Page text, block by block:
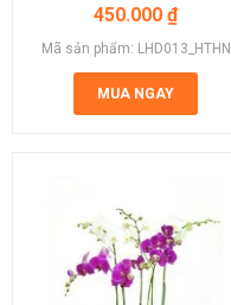
450.000 ₫
Mã sản phẩm: LHD013_HTHN
MUA NGAY